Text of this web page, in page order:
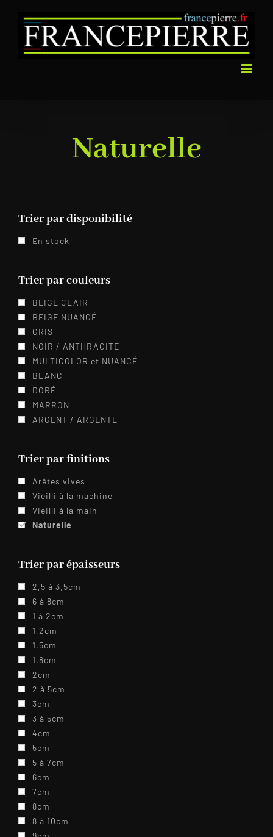
contenu
Naturelle
Trier par disponibilité
En stock
Trier par couleurs
BEIGE CLAIR
BEIGE NUANCÉ
GRIS
NOIR / ANTHRACITE
MULTICOLOR et NUANCÉ
BLANC
DORÉ
MARRON
ARGENT / ARGENTÉ
Trier par finitions
Arêtes vives
Vieilli à la machine
Vieilli à la main
Naturelle
Trier par épaisseurs
2,5 à 3,5cm
6 à 8cm
1 à 2cm
1,2cm
1,5cm
1,8cm
2cm
2 à 5cm
3cm
3 à 5cm
4cm
5cm
5 à 7cm
6cm
7cm
8cm
8 à 10cm